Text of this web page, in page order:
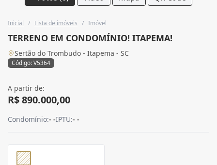
Inicial / Lista de imóveis / Imóvel
TERRENO EM CONDOMÍNIO! ITAPEMA!
Sertão do Trombudo - Itapema - SC
Código: V5364
A partir de:
R$ 890.000,00
Condomínio:- -IPTU:- -